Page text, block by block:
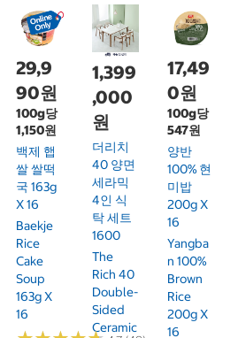
29,9
90원
100g당
1,150원
백제 햅
쌀 쌀떡
국 163g
X 16
Baekje
Rice
Cake
Soup
163g X
16
1,399
,000
원
더리치
40 양면
세라믹
4인 식
탁 세트
1600
The
Rich 40
Double-
Sided
Ceramic
17,49
0원
100g당
547원
양반
100% 현
미밥
200g X
16
Yangba
N 100%
Brown
Rice
200g X
16